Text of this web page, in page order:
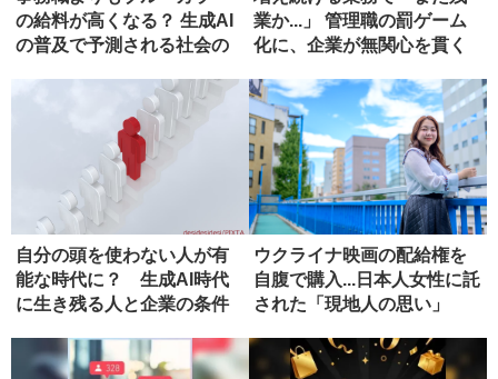
の給料が高くなる？ 生成AI
の普及で予測される社会の
業か...」 管理職の罰ゲーム
化に、企業が無関心を貫く
自分の頭を使わない人が有
能な時代に？ 生成AI時代
に生き残る人と企業の条件
ウクライナ映画の配給権を
自腹で購入...日本人女性に託
された「現地人の思い」